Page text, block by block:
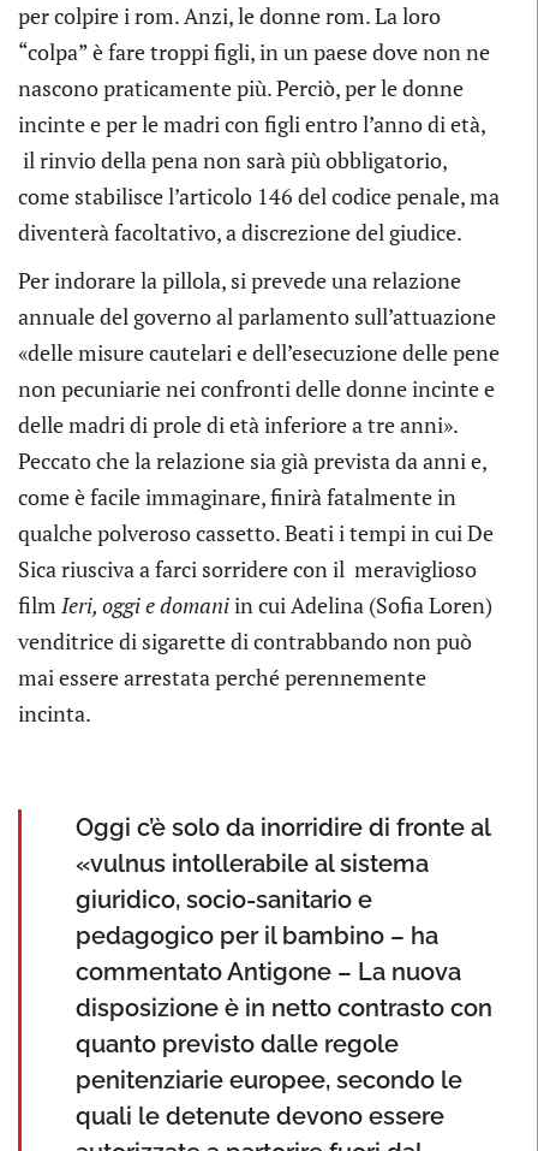
per colpire i rom. Anzi, le donne rom. La loro
“colpa” è fare troppi figli, in un paese dove non ne
nascono praticamente più. Perciò, per le donne
incinte e per le madri con figli entro l’anno di età,
il rinvio della pena non sarà più obbligatorio,
come stabilisce l’articolo 146 del codice penale, ma
diventerà facoltativo, a discrezione del giudice.
Per indorare la pillola, si prevede una relazione
annuale del governo al parlamento sull’attuazione
«delle misure cautelari e dell’esecuzione delle pene
non pecuniarie nei confronti delle donne incinte e
delle madri di prole di età inferiore a tre anni».
Peccato che la relazione sia già prevista da anni e,
come è facile immaginare, finirà fatalmente in
qualche polveroso cassetto. Beati i tempi in cui De
Sica riusciva a farci sorridere con il meraviglioso
film Ieri, oggi e domaniin cui Adelina (Sofia Loren)
venditrice di sigarette di contrabbando non può
mai essere arrestata perché perennemente
incinta.
Oggi c’è solo da inorridire di fronte al
«vulnus intollerabile al sistema
giuridico, socio-sanitario e
pedagogico per il bambino – ha
commentato Antigone – La nuova
disposizione è in netto contrasto con
quanto previsto dalle regole
penitenziarie europee, secondo le
quali le detenute devono essere